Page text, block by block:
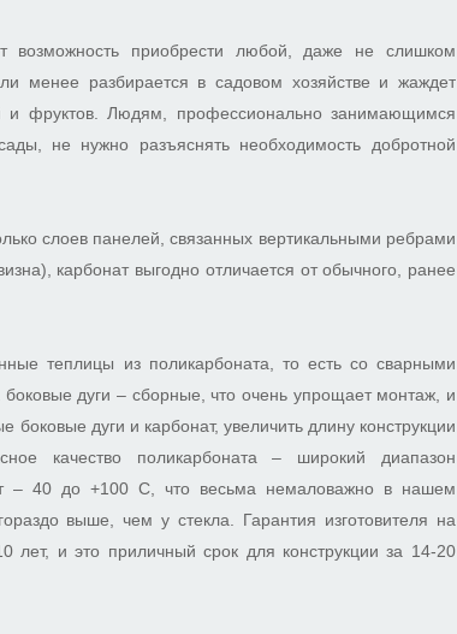
возможность приобрести любой, даже не слишком
менее разбирается в садовом хозяйстве и жаждет
и фруктов. Людям, профессионально занимающимся
не нужно разъяснять необходимость добротной
слоев панелей, связанных вертикальными ребрами
карбонат выгодно отличается от обычного, ранее
теплицы из поликарбоната, то есть со сварными
дуги – сборные, что очень упрощает монтаж, и
дуги и карбонат, увеличить длину конструкции
качество поликарбоната – широкий диапазон
– 40 до +100 С, что весьма немаловажно в нашем
выше, чем у стекла. Гарантия изготовителя на
лет, и это приличный срок для конструкции за 14-20